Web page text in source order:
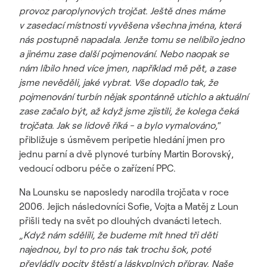
provoz paroplynových trojčat. Ještě dnes máme
v zasedací místnosti vyvěšena všechna jména, která
nás postupně napadala. Jenže tomu se nelíbilo jedno
a jinému zase další pojmenování. Nebo naopak se
nám líbilo hned více jmen, například mě pět, a zase
jsme nevěděli, jaké vybrat. Vše dopadlo tak, že
pojmenování turbín nějak spontánně utichlo a aktuální
zase začalo být, až když jsme zjistili, že kolega čeká
trojčata. Jak se lidově říká - a bylo vymalováno,“
přibližuje s úsměvem peripetie hledání jmen pro
jednu parní a dvě plynové turbíny Martin Borovský,
vedoucí odboru péče o zařízení PPC.
Na Lounsku se naposledy narodila trojčata v roce
2006. Jejich následovníci Sofie, Vojta a Matěj z Loun
přišli tedy na svět po dlouhých dvanácti letech.
„Když nám sdělili, že budeme mít hned tři děti
najednou, byl to pro nás tak trochu šok, poté
převládly pocity štěstí a láskyplných příprav. Naše